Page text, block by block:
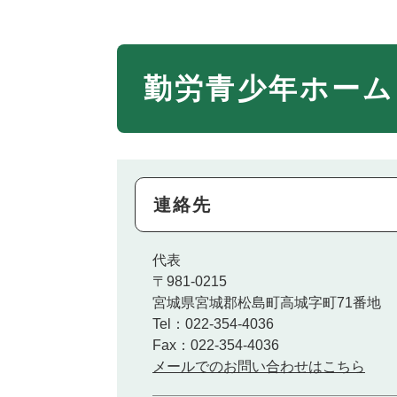
勤労青少年ホーム
連絡先
代表
〒981-0215
宮城県宮城郡松島町高城字町71番地
Tel：022-354-4036
Fax：022-354-4036
メールでのお問い合わせはこちら